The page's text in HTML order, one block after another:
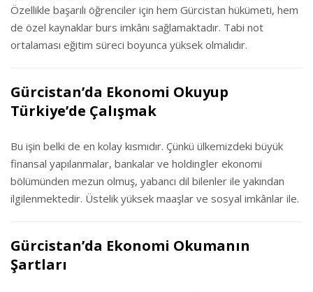
Özellikle başarılı öğrenciler için hem Gürcistan hükümeti, hem
de özel kaynaklar burs imkânı sağlamaktadır. Tabi not
ortalaması eğitim süreci boyunca yüksek olmalıdır.
Gürcistan’da Ekonomi Okuyup
Türkiye’de Çalışmak
Bu işin belki de en kolay kısmıdır. Çünkü ülkemizdeki büyük
finansal yapılanmalar, bankalar ve holdingler ekonomi
bölümünden mezun olmuş, yabancı dil bilenler ile yakından
ilgilenmektedir. Üstelik yüksek maaşlar ve sosyal imkânlar ile.
Gürcistan’da Ekonomi Okumanın
Şartları